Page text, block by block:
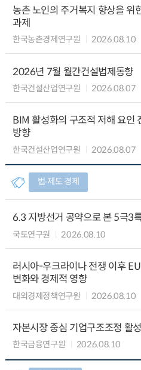
농촌 노인의 주거복지 향상을 위
과제
한국농촌경제연구원 2026.08.10
2026년 7월 월간건설법제동향
한국건설산업연구원 2026.08.07
BIM 활성화의 구조적 저해 요인
방향
한국건설산업연구원 2026.08.07
법∙제도 경제
6.3 지방선거 공약으로 본 5극3
국토연구원 2026.08.10
러시아-우크라이나 전쟁 이후
변화와 경제적 영향
대외경제정책연구원 2026.08.10
자본시장 중심 기업구조조정 활
한국금융연구원 2026.08.10